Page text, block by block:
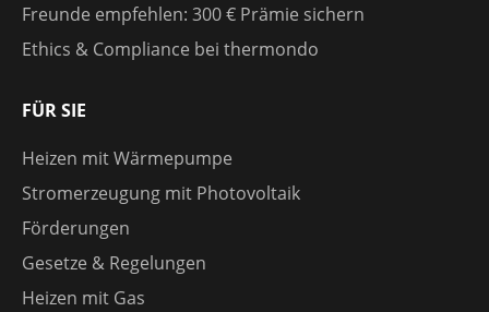
Freunde empfehlen: 300 € Prämie sichern
Ethics & Compliance bei thermondo
FÜR SIE
Heizen mit Wärmepumpe
Stromerzeugung mit Photovoltaik
Förderungen
Gesetze & Regelungen
Heizen mit Gas